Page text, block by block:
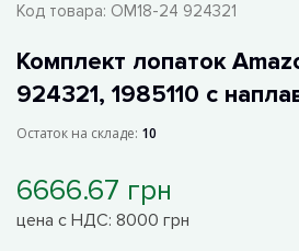
Код товара: ОМ18-24 924321
Комплект лопаток
924321, 1985110 с
Остаток на складе: 10
6666.67 грн
цена с НДС: 8000 грн